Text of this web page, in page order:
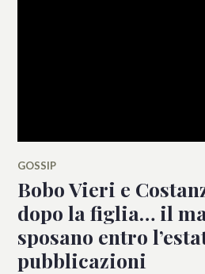
GOSSIP
Bobo Vieri e
dopo la figlia… il
sposano entro
pubblicazioni